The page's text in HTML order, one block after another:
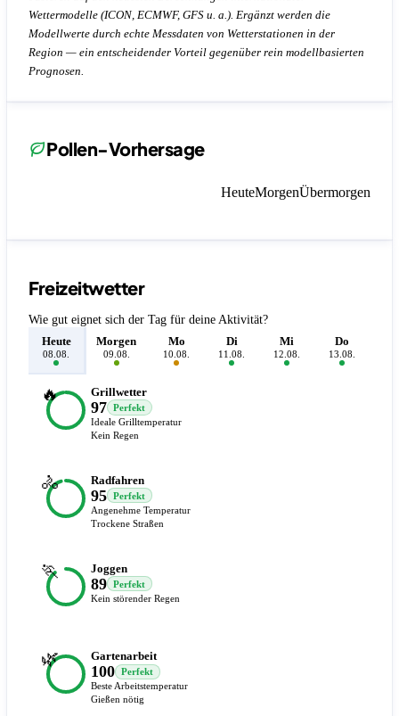
Wettermodelle (ICON, ECMWF, GFS u. a.). Ergänzt werden die
Modellwerte durch echte Messdaten von Wetterstationen in der
Region — ein entscheidender Vorteil gegenüber rein modellbasierten
Prognosen.
Pollen-Vorhersage
HeuteMorgenÜbermorgen
Freizeitwetter
Wie gut eignet sich der Tag für deine Aktivität?
Heute
08.08.
Morgen
09.08.
Mo
10.08.
Di
11.08.
Mi
12.08.
Do
13.08.
🔥 Grillwetter
97
Perfekt
Ideale Grilltemperatur
Kein Regen
🚴 Radfahren
95
Perfekt
Angenehme Temperatur
Trockene Straßen
🏃 Joggen
89
Perfekt
Kein störender Regen
🌿 Gartenarbeit
100
Perfekt
Beste Arbeitstemperatur
Gießen nötig